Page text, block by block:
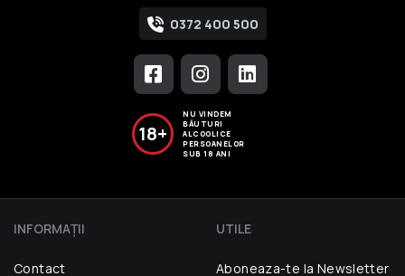
0372 400 500
18+
NU VINDEM
BĂUTURI
ALCOOLICE
PERSOANELOR
SUB 18 ANI
INFORMAŢII
Contact
UTILE
Aboneaza-te la Newsletter